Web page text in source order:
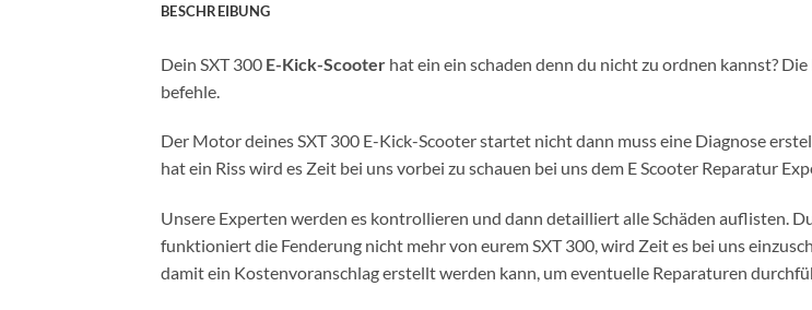
BESCHREIBUNG
Dein SXT 300 E-Kick-Scooter hat ein ein schaden denn du nicht zu ordnen kannst?
befehle.
Der Motor deines SXT 300 E-Kick-Scooter startet nicht dann muss eine Diagnose
hat ein Riss wird es Zeit bei uns vorbei zu schauen bei uns dem E Scooter Reparatur
Unsere Experten werden es kontrollieren und dann detailliert alle Schäden auflisten.
funktioniert die Fenderung nicht mehr von eurem SXT 300, wird Zeit es bei uns
damit ein Kostenvoranschlag erstellt werden kann, um eventuelle Reparaturen